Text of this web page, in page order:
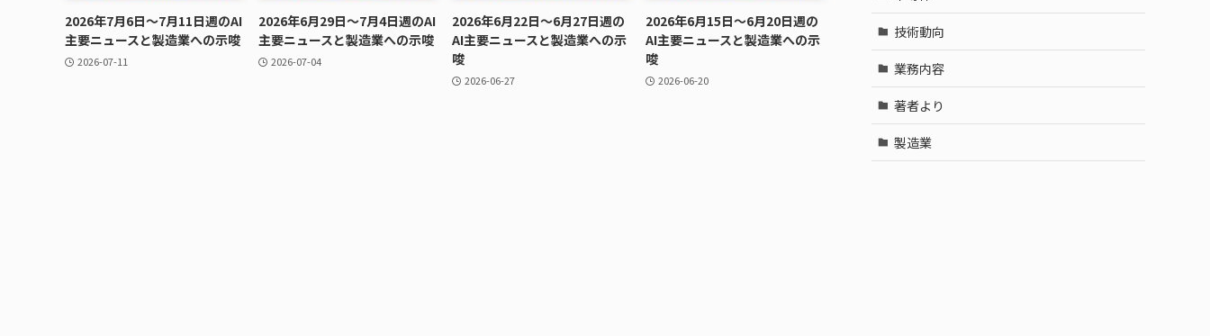
2026年7月6日〜7月11日週のAI
主要ニュースと製造業への示唆
2026-07-11
2026年6月29日〜7月4日週のAI
主要ニュースと製造業への示唆
2026-07-04
2026年6月22日〜6月27日週の
AI主要ニュースと製造業への示
唆
2026-06-27
2026年6月15日〜6月20日週の
AI主要ニュースと製造業への示
唆
2026-06-20
技術動向
業務内容
著者より
製造業